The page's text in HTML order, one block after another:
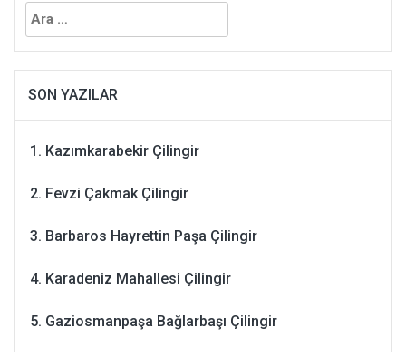
SON YAZILAR
Kazımkarabekir Çilingir
Fevzi Çakmak Çilingir
Barbaros Hayrettin Paşa Çilingir
Karadeniz Mahallesi Çilingir
Gaziosmanpaşa Bağlarbaşı Çilingir